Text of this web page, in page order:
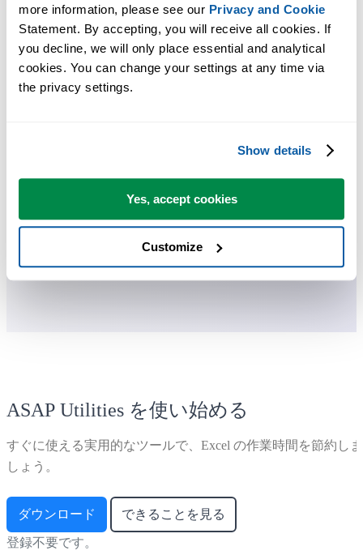
more information, please see our Privacy and Cookie
Statement. By accepting, you will receive all cookies. If
you decline, we will only place essential and analytical
cookies. You can change your settings at any time via
the privacy settings.
Show details
Yes, accept cookies
Customize
ASAP Utilities は、時間を節約し、Excel だけではできないこ
を可能にします。
多くのユーザーは、まずいくつかのツールから使い始めます
多くのユーザーが、やがて ASAP Utilities を毎日使うようにな
世界中の 28,500 以上の組織で利用されています。
ASAP Utilities を使い始める
すぐに使える実用的なツールで、Excel の作業時間を節約しま
しょう。
ダウンロード できることを見る
登録不要です。